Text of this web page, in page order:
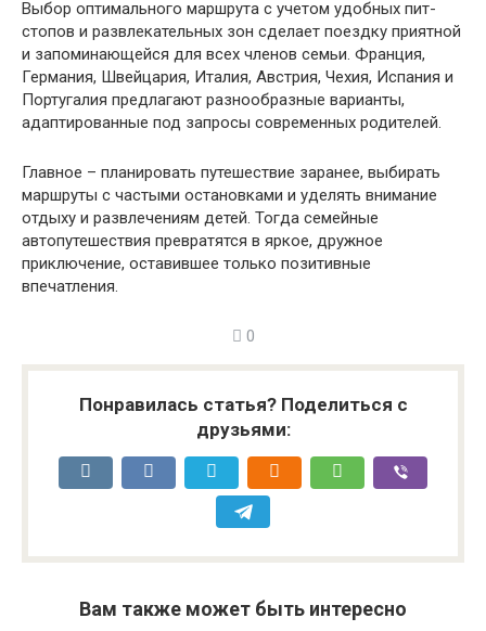
Выбор оптимального маршрута с учетом удобных пит-
стопов и развлекательных зон сделает поездку приятной
и запоминающейся для всех членов семьи. Франция,
Германия, Швейцария, Италия, Австрия, Чехия, Испания и
Португалия предлагают разнообразные варианты,
адаптированные под запросы современных родителей.
Главное – планировать путешествие заранее, выбирать
маршруты с частыми остановками и уделять внимание
отдыху и развлечениям детей. Тогда семейные
автопутешествия превратятся в яркое, дружное
приключение, оставившее только позитивные
впечатления.
0
Понравилась статья? Поделиться с
друзьями:
Вам также может быть интересно